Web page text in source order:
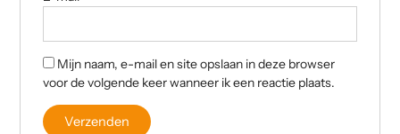
Mijn naam, e-mail en site opslaan in deze browser
voor de volgende keer wanneer ik een reactie plaats.